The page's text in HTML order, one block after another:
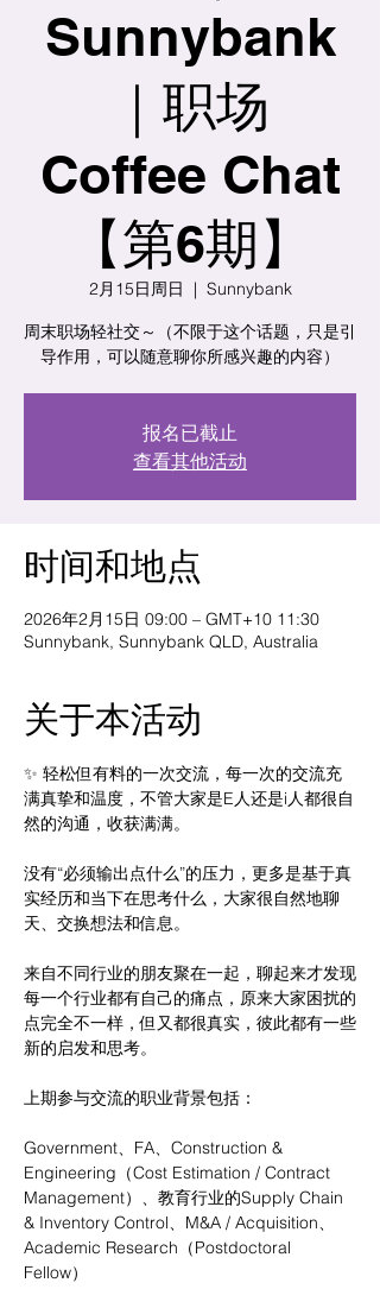
Sunnybank
｜职场
Coffee Chat
【第6期】
2月15日周日
  |
Sunnybank
周末职场轻社交～（不限于这个话题，只是引
导作用，可以随意聊你所感兴趣的内容）
报名已截止
查看其他活动
时间和地点
2026年2月15日 09:00 – GMT+10 11:30
Sunnybank, Sunnybank QLD, Australia
关于本活动
✨ 轻松但有料的一次交流，每一次的交流充
满真挚和温度，不管大家是E人还是i人都很自
然的沟通，收获满满。
没有“必须输出点什么”的压力，更多是基于真
实经历和当下在思考什么，大家很自然地聊
天、交换想法和信息。
来自不同行业的朋友聚在一起，聊起来才发现
每一个行业都有自己的痛点，原来大家困扰的
点完全不一样，但又都很真实，彼此都有一些
新的启发和思考。
上期参与交流的职业背景包括：
Government、FA、Construction &
Engineering（Cost Estimation / Contract
Management）、教育行业的Supply Chain
& Inventory Control、M&A / Acquisition、
Academic Research（Postdoctoral
Fellow）